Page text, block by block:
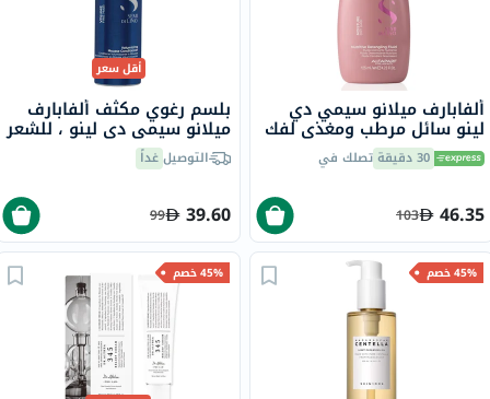
ألفابارف ميلانو سيمي دي
لينو سائل مرطب ومغذي لفك
تشابك الشعر الجاف 125 مل
30 دقيقة تصلك في
46.35
103
أقل سعر
بلسم رغوي مكثف ألفابارف
ميلانو سيمي دي لينو ، للشعر
، 200 مل التوصيلغداً
39.60
99
45% خصم 45% خصم